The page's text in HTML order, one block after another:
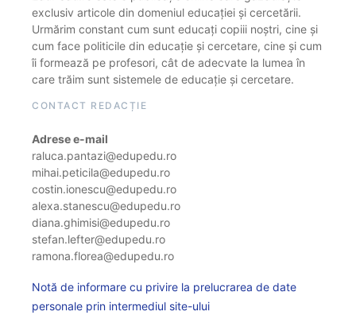
exclusiv articole din domeniul educației și cercetării.
Urmărim constant cum sunt educați copiii noștri, cine și
cum face politicile din educație și cercetare, cine și cum
îi formează pe profesori, cât de adecvate la lumea în
care trăim sunt sistemele de educație și cercetare.
CONTACT REDACȚIE
Adrese e-mail
raluca.pantazi@edupedu.ro
mihai.peticila@edupedu.ro
costin.ionescu@edupedu.ro
alexa.stanescu@edupedu.ro
diana.ghimisi@edupedu.ro
stefan.lefter@edupedu.ro
ramona.florea@edupedu.ro
Notă de informare cu privire la prelucrarea de date
personale prin intermediul site-ului